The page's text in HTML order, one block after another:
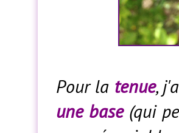
Pour la tenue,
une base(qui